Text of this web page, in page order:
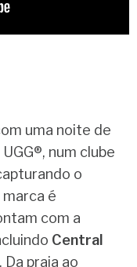
uma noite de
num clube
o
marca é
com a
Central
. Da praia ao